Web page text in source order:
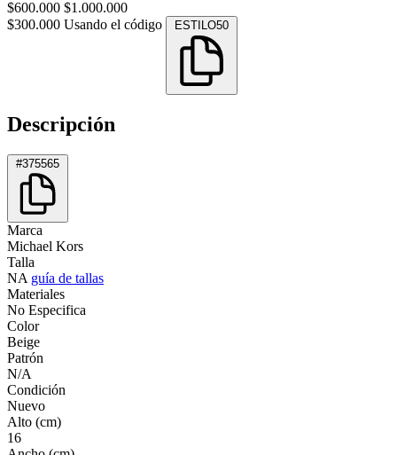
$600.000 $1.000.000
$300.000 Usando el código ESTILO50
Descripción
#375565
Marca
Michael Kors
Talla
NA guía de tallas
Materiales
No Especifica
Color
Beige
Patrón
N/A
Condición
Nuevo
Alto (cm)
16